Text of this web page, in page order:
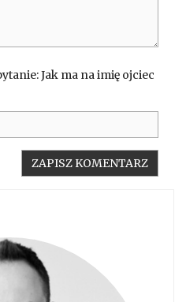
Jak ma na imię ojciec